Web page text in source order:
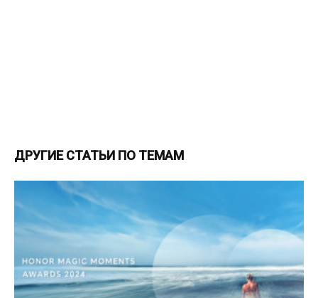
ДРУГИЕ СТАТЬИ ПО ТЕМАМ